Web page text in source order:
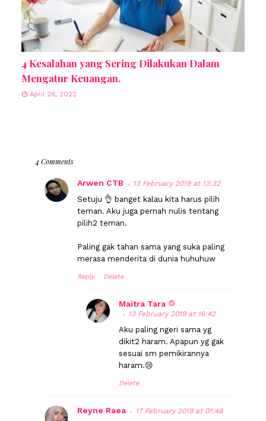
4 Kesalahan yang Sering Dilakukan Dalam
Mengatur Keuangan.
April 28, 2022
4 Comments
Arwen CTB 13 February 2019 at 13:32
Setuju 👌 banget kalau kita harus pilih
teman. Aku juga pernah nulis tentang
pilih2 teman.
Paling gak tahan sama yang suka paling
merasa menderita di dunia huhuhuw
Reply Delete
Maitra Tara
13 February 2019 at 16:42
Aku paling ngeri sama yg
dikit2 haram. Apapun yg gak
sesuai sm pemikirannya
haram.😢
Delete
Reyne Raea 17 February 2019 at 01:48